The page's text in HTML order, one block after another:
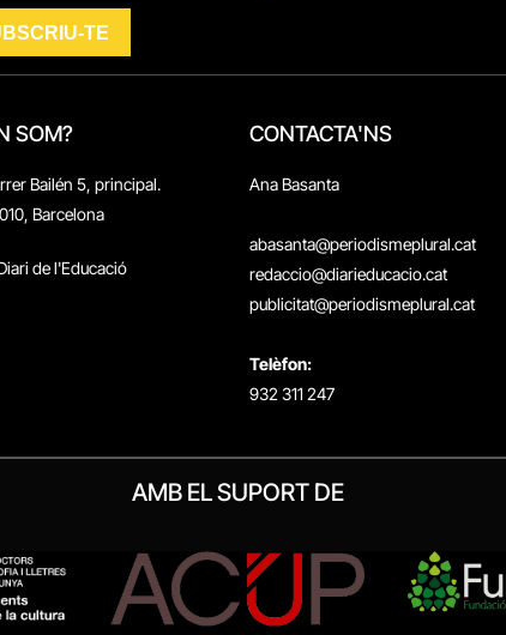
SOM?
Bailén 5, principal.
Barcelona
de l'Educació
CONTACTA'NS
Ana Basanta
abasanta@periodismeplural.cat
redaccio@diarieducacio.cat
publicitat@periodismeplural.cat
Telèfon:
932 311 247
AMB EL SUPORT DE